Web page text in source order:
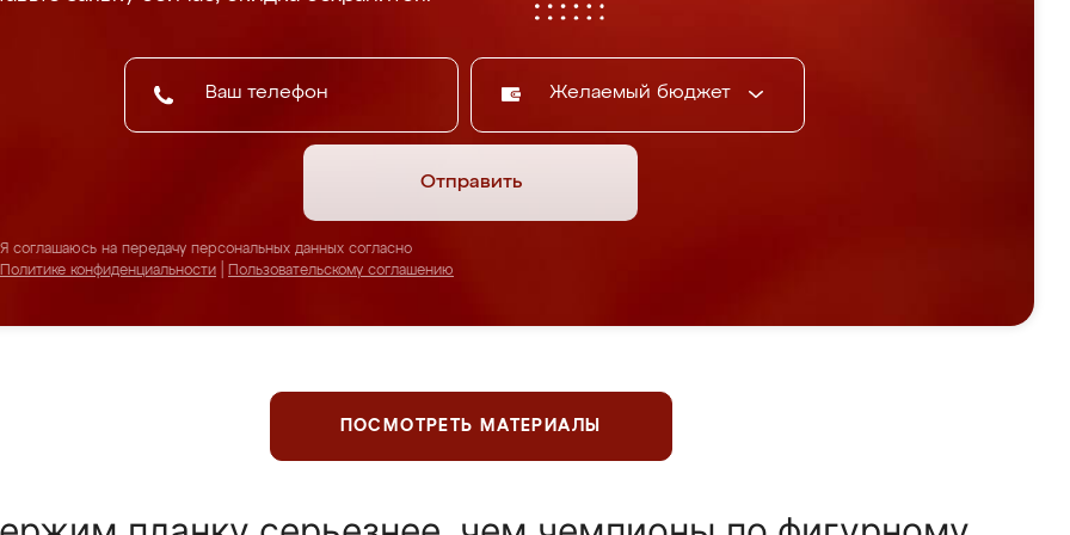
Желаемый бюджет
Отправить
Я соглашаюсь на передачу персональных данных согласно
Политике конфиденциальности
Пользовательскому соглашению
ПОСМОТРЕТЬ МАТЕРИАЛЫ